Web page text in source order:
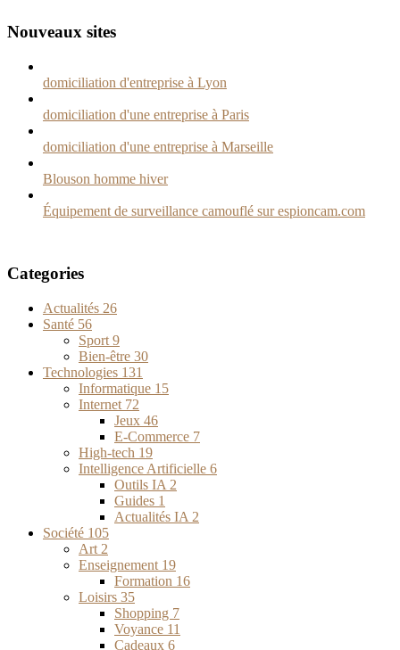
Nouveaux sites
domiciliation d'entreprise à Lyon
domiciliation d'une entreprise à Paris
domiciliation d'une entreprise à Marseille
Blouson homme hiver
Équipement de surveillance camouflé sur espioncam.com
Categories
Actualités 26
Santé 56
Sport 9
Bien-être 30
Technologies 131
Informatique 15
Internet 72
Jeux 46
E-Commerce 7
High-tech 19
Intelligence Artificielle 6
Outils IA 2
Guides 1
Actualités IA 2
Société 105
Art 2
Enseignement 19
Formation 16
Loisirs 35
Shopping 7
Voyance 11
Cadeaux 6